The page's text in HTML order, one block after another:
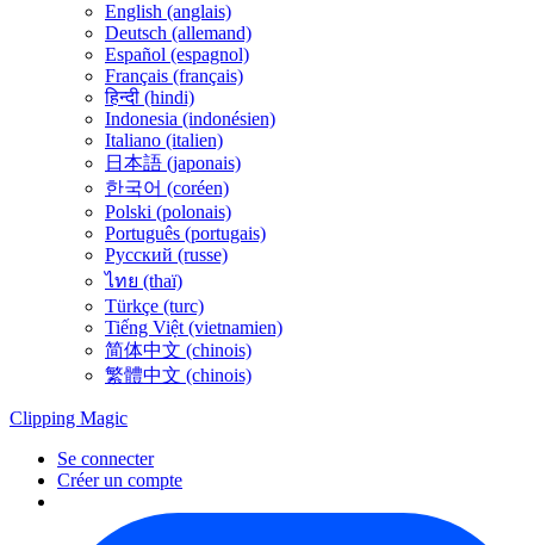
English (anglais)
Deutsch (allemand)
Español (espagnol)
Français (français)
हिन्दी (hindi)
Indonesia (indonésien)
Italiano (italien)
日本語 (japonais)
한국어 (coréen)
Polski (polonais)
Português (portugais)
Русский (russe)
ไทย (thaï)
Türkçe (turc)
Tiếng Việt (vietnamien)
简体中文 (chinois)
繁體中文 (chinois)
Clipping Magic
Se connecter
Créer un compte